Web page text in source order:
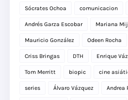
Sócrates Ochoa comunicacion
Andrés Garza Escobar Mariana
Mauricio González Odeen Rocha
Criss Bringas DTH Enrique
Tom Merritt biopic cine
series Álvaro Vázquez Andrea